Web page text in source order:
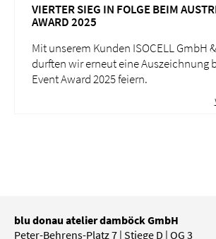
VIERTER SIEG IN FOLGE BEIM
AWARD 2025
Mit unserem Kunden ISOCELL GmbH
durften wir erneut eine Auszeichnung
Event Award 2025 feiern.
blu donau atelier damböck GmbH
Peter-Behrens-Platz 7 | Stiege D | OG 3